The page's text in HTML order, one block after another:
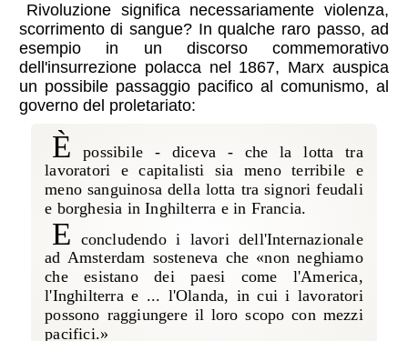
Rivoluzione significa necessariamente violenza,
scorrimento di sangue? In qualche raro passo, ad
esempio in un discorso commemorativo
dell'insurrezione polacca nel 1867, Marx auspica
un possibile passaggio pacifico al comunismo, al
governo del proletariato:
è possibile - diceva - che la lotta tra
lavoratori e capitalisti sia meno terribile e
meno sanguinosa della lotta tra signori feudali
e borghesia in Inghilterra e in Francia.
E concludendo i lavori dell'Internazionale
ad Amsterdam sosteneva che
non neghiamo
che esistano dei paesi come l'America,
l'Inghilterra e ... l'Olanda, in cui i lavoratori
possono raggiungere il loro scopo con mezzi
pacifici.